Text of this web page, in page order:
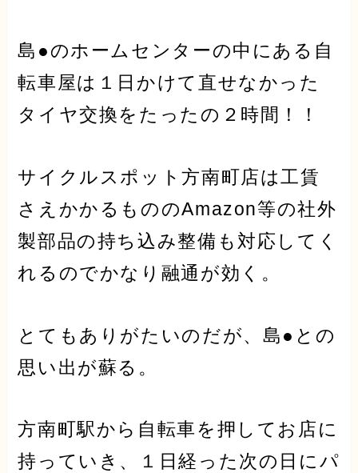
島●のホームセンターの中にある自
転車屋は１日かけて直せなかった
タイヤ交換をたったの２時間！！
サイクルスポット方南町店は工賃
さえかかるもののAmazon等の社外
製部品の持ち込み整備も対応してく
れるのでかなり融通が効く。
とてもありがたいのだが、島●との
思い出が蘇る。
方南町駅から自転車を押してお店に
持っていき、１日経った次の日にパ